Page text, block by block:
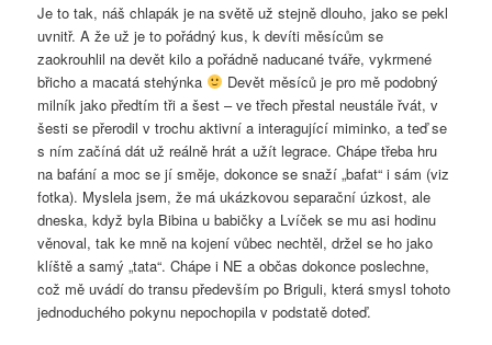
Je to tak, náš chlapák je na světě už stejně dlouho, jako se pekl
uvnitř. A že už je to pořádný kus, k devíti měsícům se
zaokrouhlil na devět kilo a pořádně naducané tváře, vykrmené
břicho a macatá stehýnka
Devět měsíců je pro mě podobný
milník jako předtím tři a šest – ve třech přestal neustále řvát, v
šesti se přerodil v trochu aktivní a interagující miminko, a teď se
s ním začíná dát už reálně hrát a užít legrace. Chápe třeba hru
na bafání a moc se jí směje, dokonce se snaží „bafat“ i sám (viz
fotka). Myslela jsem, že má ukázkovou separační úzkost, ale
dneska, když byla Bibina u babičky a Lvíček se mu asi hodinu
věnoval, tak ke mně na kojení vůbec nechtěl, držel se ho jako
klíště a samý „tata“. Chápe i NE a občas dokonce poslechne,
což mě uvádí do transu především po Briguli, která smysl tohoto
jednoduchého pokynu nepochopila v podstatě doteď.